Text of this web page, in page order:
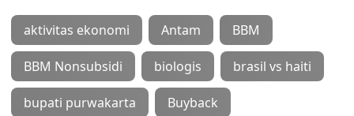
aktivitas ekonomi Antam BBM
BBM Nonsubsidi biologis brasil vs haiti
bupati purwakarta Buyback